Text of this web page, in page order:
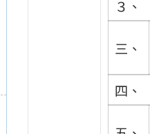
３、
三、
四、